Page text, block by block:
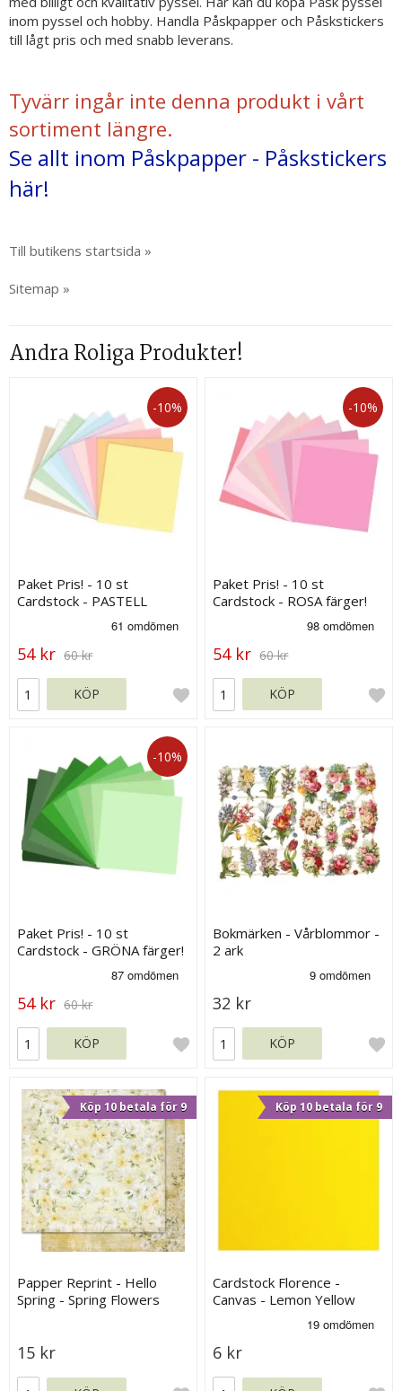
inom pyssel och hobby. Handla Påskpapper och Påskstickers
till lågt pris och med snabb leverans.
Tyvärr ingår inte denna produkt i vårt
sortiment längre.
Se allt inom Påskpapper - Påskstickers
här!
Till butikens startsida »
Sitemap »
Andra Roliga Produkter!
-10%
Paket Pris! - 10 st
Cardstock - PASTELL
54 kr 60 kr
KÖP
-10%
Paket Pris! - 10 st
Cardstock - ROSA färger!
54 kr 60 kr
KÖP
-10%
Paket Pris! - 10 st
Cardstock - GRÖNA färger!
54 kr 60 kr
KÖP
Bokmärken - Vårblommor -
2 ark
32 kr
KÖP
Köp 10 betala för 9
Papper Reprint - Hello
Spring - Spring Flowers
15 kr
Köp 10 betala för 9
Cardstock Florence -
Canvas - Lemon Yellow
6 kr